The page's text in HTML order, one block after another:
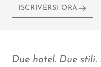
ISCRIVERSI ORA
Due hotel. Due